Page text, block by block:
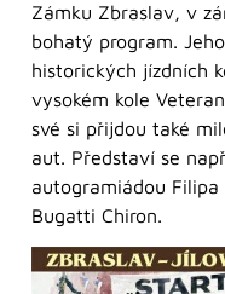
Zámku Zbraslav, v
bohatý program.
historických jízdních
vysokém kole
své si přijdou také
aut. Představí se
autogramiádou Filipa
Bugatti Chiron.